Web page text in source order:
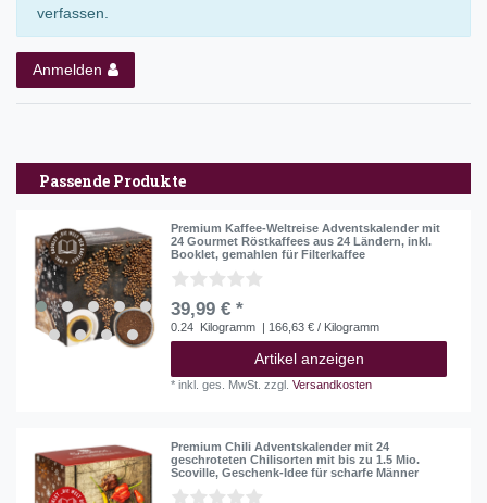
verfassen.
Anmelden
Passende Produkte
Premium Kaffee-Weltreise Adventskalender mit
24 Gourmet Röstkaffees aus 24 Ländern, inkl.
Booklet, gemahlen für Filterkaffee
39,99 € *
0.24 Kilogramm | 166,63 € / Kilogramm
Artikel anzeigen
*inkl. ges. MwSt. zzgl.Versandkosten
Premium Chili Adventskalender mit 24
geschroteten Chilisorten mit bis zu 1.5 Mio.
Scoville, Geschenk-Idee für scharfe Männer